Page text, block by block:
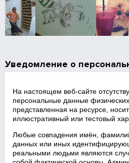
Уведомление о
На настоящем веб‑сайте
персональные данные
представленная на ресурсе,
иллюстративный или тестовый
Любые совпадения имён,
данных или иных
реальными людьми являются